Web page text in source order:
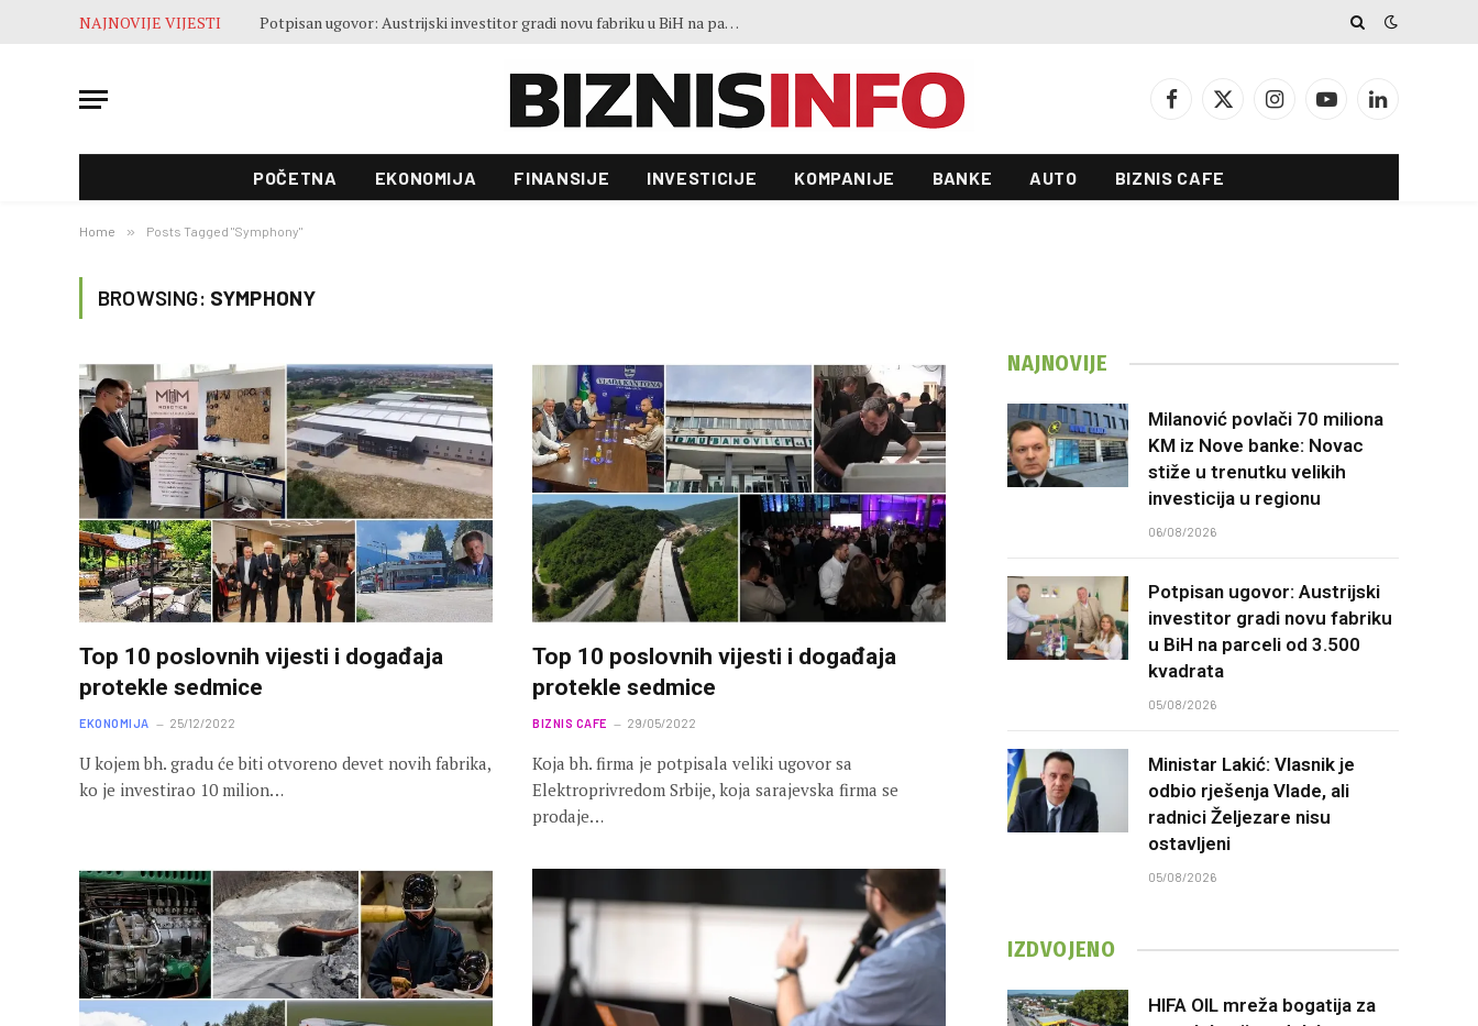
NAJNOVIJE VIJESTI Potpisan ugovor: Austrijski investitor gradi novu fabriku u BiH na parceli od 3.500 kvadrata
Facebook
X
InstagramYouTubeLinkedIn
POČETNA EKONOMIJA FINANSIJE INVESTICIJE KOMPANIJE BANKE AUTO BIZNIS CAFE
Home » Posts Tagged "Symphony"
BROWSING: SYMPHONY
Top 10 poslovnih vijesti i događaja
protekle sedmice
EKONOMIJA 25/12/2022
U kojem bh. gradu će biti otvoreno devet novih fabrika,
ko je investirao 10 milion…
Top 10 poslovnih vijesti i događaja
protekle sedmice
BIZNIS CAFE 29/05/2022
Koja bh. firma je potpisala veliki ugovor sa
Elektroprivredom Srbije, koja sarajevska firma se
prodaje…
NAJNOVIJE
Milanović povlači 70 miliona
KM iz Nove banke: Novac
stiže u trenutku velikih
investicija u regionu
06/08/2026
Potpisan ugovor: Austrijski
investitor gradi novu fabriku
u BiH na parceli od 3.500
kvadrata
05/08/2026
Ministar Lakić: Vlasnik je
odbio rješenja Vlade, ali
radnici Željezare nisu
ostavljeni
05/08/2026
IZDVOJENO
HIFA OIL mreža bogatija za